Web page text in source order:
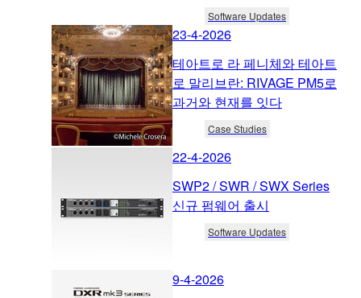
Software Updates
23-4-2026
테아트로 라 페니체와 테아트
로 말리브란: RIVAGE PM5로
과거와 현재를 잇다
Case Studies
22-4-2026
SWP2 / SWR / SWX Series
신규 펌웨어 출시
Software Updates
9-4-2026